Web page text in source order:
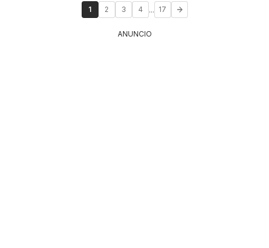
1 2 3 4 ... 17
ANUNCIO